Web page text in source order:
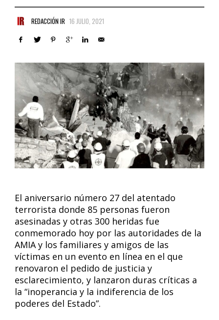
REDACCIÓN IR 16 JULIO, 2021
El aniversario número 27 del atentado
terrorista donde 85 personas fueron
asesinadas y otras 300 heridas fue
conmemorado hoy por las autoridades de la
AMIA y los familiares y amigos de las
víctimas en un evento en línea en el que
renovaron el pedido de justicia y
esclarecimiento, y lanzaron duras críticas a
la “inoperancia y la indiferencia de los
poderes del Estado”.